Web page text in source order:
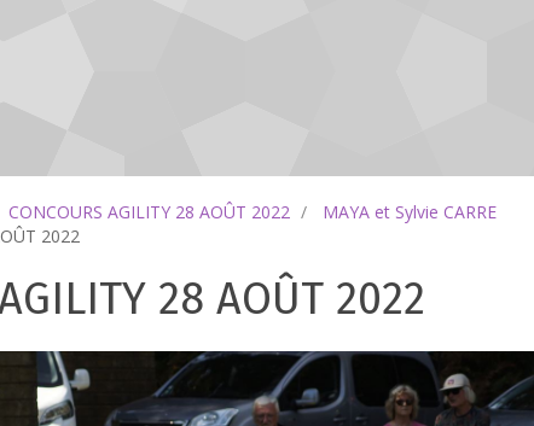
CONCOURS AGILITY 28 AOÛT 2022
MAYA et Sylvie CARRE
2022
28 AOÛT 2022